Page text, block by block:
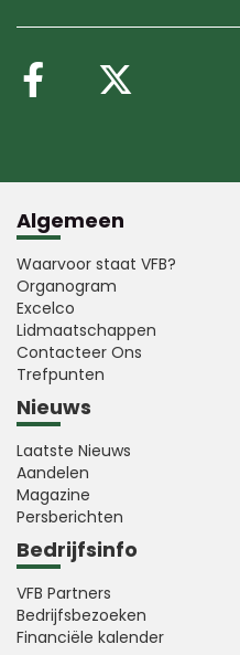
Volg ons
Algemeen
Waarvoor staat VFB?
Organogram
Excelco
Lidmaatschappen
Contacteer Ons
Trefpunten
Nieuws
Laatste Nieuws
Aandelen
Magazine
Persberichten
Bedrijfsinfo
VFB Partners
Bedrijfsbezoeken
Financiële kalender